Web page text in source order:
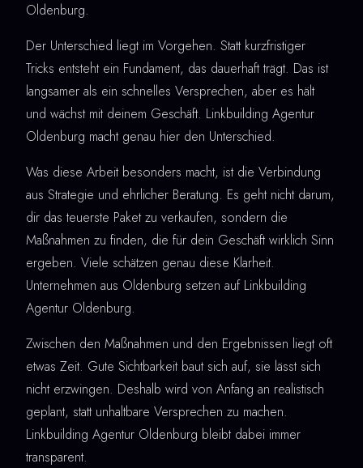
Oldenburg.
Der Unterschied liegt im Vorgehen. Statt kurzfristiger
Tricks entsteht ein Fundament, das dauerhaft trägt. Das ist
langsamer als ein schnelles Versprechen, aber es hält
und wächst mit deinem Geschäft. Linkbuilding Agentur
Oldenburg macht genau hier den Unterschied.
Was diese Arbeit besonders macht, ist die Verbindung
aus Strategie und ehrlicher Beratung. Es geht nicht darum,
dir das teuerste Paket zu verkaufen, sondern die
Maßnahmen zu finden, die für dein Geschäft wirklich Sinn
ergeben. Viele schätzen genau diese Klarheit.
Unternehmen aus Oldenburg setzen auf Linkbuilding
Agentur Oldenburg.
Zwischen den Maßnahmen und den Ergebnissen liegt oft
etwas Zeit. Gute Sichtbarkeit baut sich auf, sie lässt sich
nicht erzwingen. Deshalb wird von Anfang an realistisch
geplant, statt unhaltbare Versprechen zu machen.
Linkbuilding Agentur Oldenburg bleibt dabei immer
transparent.